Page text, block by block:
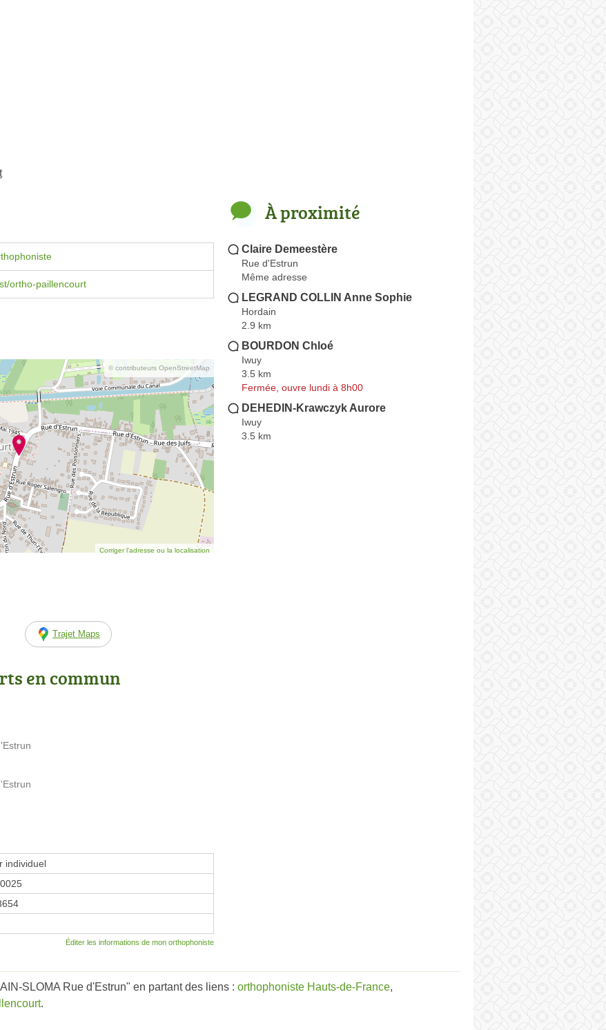
ortho-paillencourt
© contributeurs OpenStreetMap
Corriger l’adresse ou la localisation
Trajet Maps
en commun
individuel
Éditer les informations de mon orthophoniste
À proximité
Claire Demeestère
Rue d'Estrun
Même adresse
LEGRAND COLLIN Anne Sophie
Hordain
2.9 km
BOURDON Chloé
Iwuy
3.5 km
Fermée, ouvre lundi à 8h00
DEHEDIN-Krawczyk Aurore
Iwuy
3.5 km
SLOMA Rue d'Estrun" en partant des liens : orthophoniste Hauts-de-France,
.